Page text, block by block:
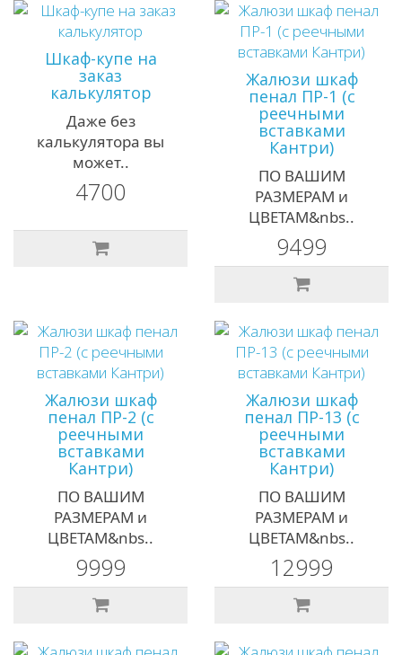
Шкаф-купе на
заказ
калькулятор
Даже без
калькулятора вы
может..
4700
Жалюзи шкаф
пенал ПР-1 (с
реечными
вставками
Кантри)
ПО ВАШИМ
РАЗМЕРАМ и
ЦВЕТАМ&nbs..
9499
Жалюзи шкаф
пенал ПР-2 (с
реечными
вставками
Кантри)
ПО ВАШИМ
РАЗМЕРАМ и
ЦВЕТАМ&nbs..
9999
Жалюзи шкаф
пенал ПР-13 (с
реечными
вставками
Кантри)
ПО ВАШИМ
РАЗМЕРАМ и
ЦВЕТАМ&nbs..
12999